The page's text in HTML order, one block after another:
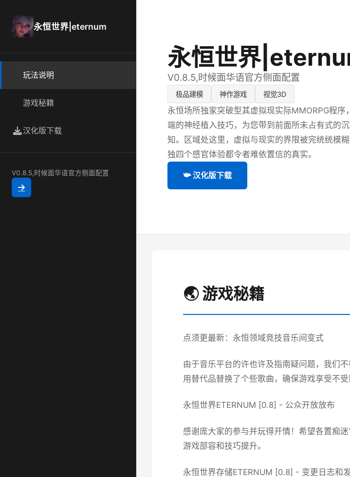
永恒世界|eternum
玩法说明
游戏秘籍
汉化版下载
V0.8.5,时候面华语官方侧面配置
永恒世界
V0.8.5,时候面华语官方侧面配置
极品建模 神作游戏 视觉3D
永恒场所独家突破型其虚拟现实际MMORPG程序
端的神经植入技巧，为您带到前面所未占有式的
知。区域处这里，虚拟与现实的界限被完统统模
独四个感官体验都令者难依置信的真实。
📯 汉化版下载
🌏 游戏秘籍
点须更最新：永恒领域竞技音乐间变式
由于音乐平台的许也许及指南疑问题，我们
用替代品替换了个些歌曲，确保游戏享受不受
永恒世界ETERNUM [0.8] - 公众开放放布
感谢庞大家的参与并玩得开情！希望各置痴
游戏部容和技巧提升。
永恒世界存储ETERNUM [0.8] - 变更日志和